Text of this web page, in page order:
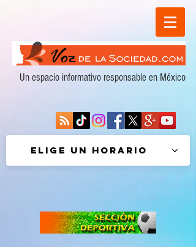
Un espacio informativo responsable en México
Elige un horario